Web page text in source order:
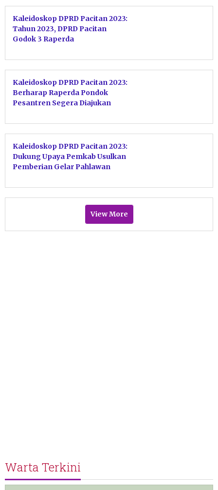
Kaleidoskop DPRD Pacitan 2023:
Tahun 2023, DPRD Pacitan
Godok 3 Raperda
Kaleidoskop DPRD Pacitan 2023:
Berharap Raperda Pondok
Pesantren Segera Diajukan
Kaleidoskop DPRD Pacitan 2023:
Dukung Upaya Pemkab Usulkan
Pemberian Gelar Pahlawan
Dimyati
View More
Warta Terkini